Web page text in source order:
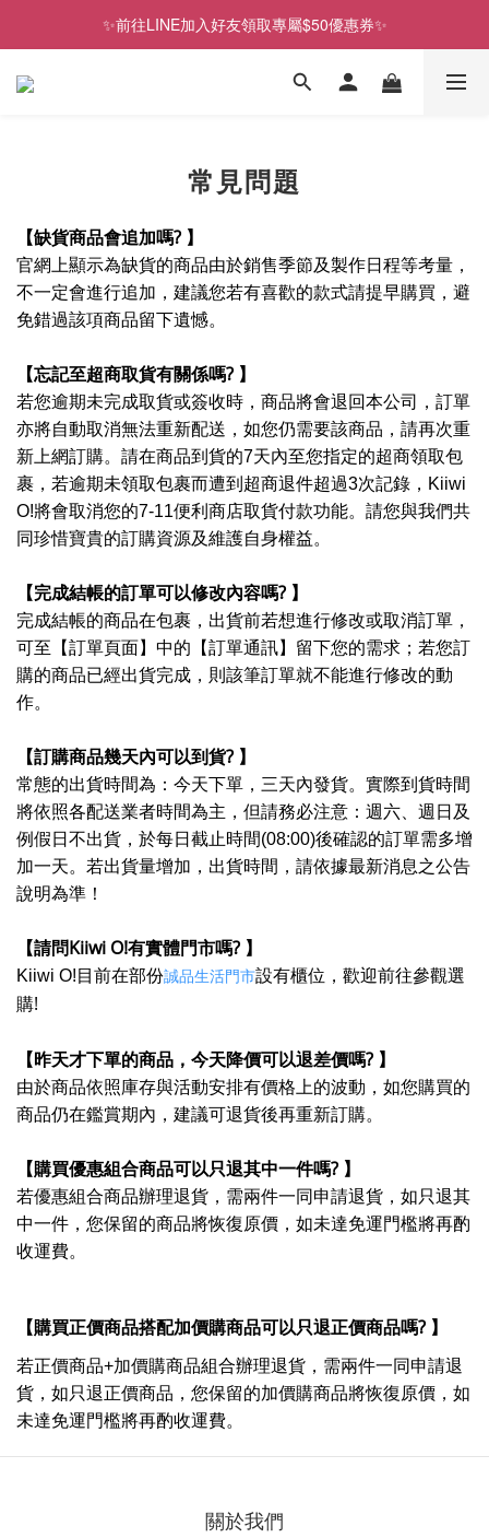
✨前往LINE加入好友領取專屬$50優惠券✨
✨前往LINE加入好友領取專屬$50優惠券✨
2026史努比、三麗鷗聯名款．新品上市
常見問題
【缺貨商品會追加嗎? 】
官網上顯示為缺貨的商品由於銷售季節及製作日程等考量，
不一定會進行追加，建議您若有喜歡的款式請提早購買，避
免錯過該項商品留下遺憾。
【忘記至超商取貨有關係嗎? 】
若您逾期未完成取貨或簽收時，商品將會退回本公司，訂單
亦將自動取消無法重新配送，如您仍需要該商品，請再次重
新上網訂購。 請在商品到貨的7天內至您指定的超商領取包
裹，若逾期未領取包裹而遭到超商退件超過3次記錄， Kiiwi
O!將會取消您的7-11便利商店取貨付款功能。 請您與我們共
同珍惜寶貴的訂購資源及維護自身權益。
【完成結帳的訂單可以修改內容嗎? 】
完成結帳的商品在包裹，出貨前若想進行修改或取消訂單，
可至【訂單頁面】中的【訂單通訊】留下您的需求；若您訂
購的商品已經出貨完成，則該筆訂單就不能進行修改的動
作。
【訂購商品幾天內可以到貨? 】
常態的出貨時間為：今天下單，三天內發貨。實際到貨時間
將依照各配送業者時間為主， 但請務必注意：週六、週日及
例假日不出貨，於每日截止時間(08:00)後確認的訂單需多增
加一天。 若出貨量增加，出貨時間，請依據最新消息之公告
說明為準！
【請問Kiiwi O!有實體門市嗎? 】
Kiiwi O! 目前在部份誠品生活門市設有櫃位，歡迎前往參觀選
購!
【昨天才下單的商品，今天降價可以退差價嗎? 】
由於商品依照庫存與活動安排有價格上的波動，如您購買的
商品仍在鑑賞期內，建議可退貨後再重新訂購。
【購買優惠組合商品可以只退其中一件嗎? 】
若優惠組合商品辦理退貨，需兩件一同申請退貨，如只退其
中一件，您保留的商品將恢復原價，如未達免運門檻將再酌
收運費。
【購買正價商品搭配加價購商品可以只退正價商品嗎? 】
若正價商品+加價購商品組合辦理退貨，需兩件一同申請退
貨，如只退正價商品，您保留的加價購商品將恢復原價，如
未達免運門檻將再酌收運費。
關於我們